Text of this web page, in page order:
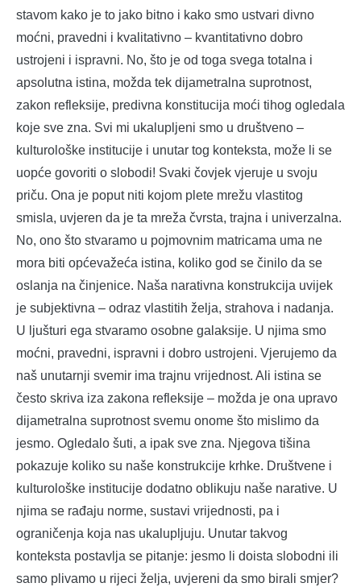
stavom kako je to jako bitno i kako smo ustvari divno
moćni, pravedni i kvalitativno – kvantitativno dobro
ustrojeni i ispravni. No, što je od toga svega totalna i
apsolutna istina, možda tek dijametralna suprotnost,
zakon refleksije, predivna konstitucija moći tihog ogledala
koje sve zna. Svi mi ukalupljeni smo u društveno –
kulturološke institucije i unutar tog konteksta, može li se
uopće govoriti o slobodi! Svaki čovjek vjeruje u svoju
priču. Ona je poput niti kojom plete mrežu vlastitog
smisla, uvjeren da je ta mreža čvrsta, trajna i univerzalna.
No, ono što stvaramo u pojmovnim matricama uma ne
mora biti općevažeća istina, koliko god se činilo da se
oslanja na činjenice. Naša narativna konstrukcija uvijek
je subjektivna – odraz vlastitih želja, strahova i nadanja.
U ljušturi ega stvaramo osobne galaksije. U njima smo
moćni, pravedni, ispravni i dobro ustrojeni. Vjerujemo da
naš unutarnji svemir ima trajnu vrijednost. Ali istina se
često skriva iza zakona refleksije – možda je ona upravo
dijametralna suprotnost svemu onome što mislimo da
jesmo. Ogledalo šuti, a ipak sve zna. Njegova tišina
pokazuje koliko su naše konstrukcije krhke. Društvene i
kulturološke institucije dodatno oblikuju naše narative. U
njima se rađaju norme, sustavi vrijednosti, pa i
ograničenja koja nas ukalupljuju. Unutar takvog
konteksta postavlja se pitanje: jesmo li doista slobodni ili
samo plivamo u rijeci želja, uvjereni da smo birali smjer?